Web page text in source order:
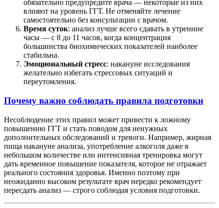
обязательно предупредите врача — некоторые из них
влияют на уровень ГГТ. Не отменяйте лечение
самостоятельно без консультации с врачом.
Время суток: анализ лучше всего сдавать в утренние
часы — с 8 до 11 часов, когда концентрация
большинства биохимических показателей наиболее
стабильна.
Эмоциональный стресс: накануне исследования
желательно избегать стрессовых ситуаций и
переутомления.
Почему важно соблюдать правила подготовки
Несоблюдение этих правил может привести к ложному
повышению ГГТ и стать поводом для ненужных
дополнительных обследований и тревоги. Например, жирная
пища накануне анализа, употребление алкоголя даже в
небольшом количестве или интенсивная тренировка могут
дать временное повышение показателя, которое не отражает
реального состояния здоровья. Именно поэтому при
неожиданно высоком результате врач нередко рекомендует
пересдать анализ — строго соблюдая условия подготовки.